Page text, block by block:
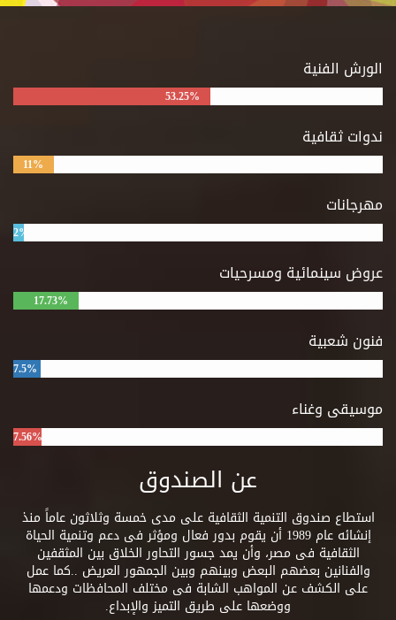
الورش الفنية
53.25%
ندوات ثقافية
11%
مهرجانات
2%
عروض سينمائية ومسرحيات
17.73%
فنون شعبية
7.5%
موسيقى وغناء
7.56%
عن الصندوق
استطاع صندوق التنمية الثقافية على مدى خمسة وثلاثون عاماً منذ
إنشائه عام 1989 أن يقوم بدور فعال ومؤثر فى دعم وتنمية الحياة
الثقافية فى مصر، وأن يمد جسور التحاور الخلاق بين المثقفين
والفنانين بعضهم البعض وبينهم وبين الجمهور العريض ..كما عمل
على الكشف عن المواهب الشابة فى مختلف المحافظات ودعمها
ووضعها على طريق التميز والإبداع.